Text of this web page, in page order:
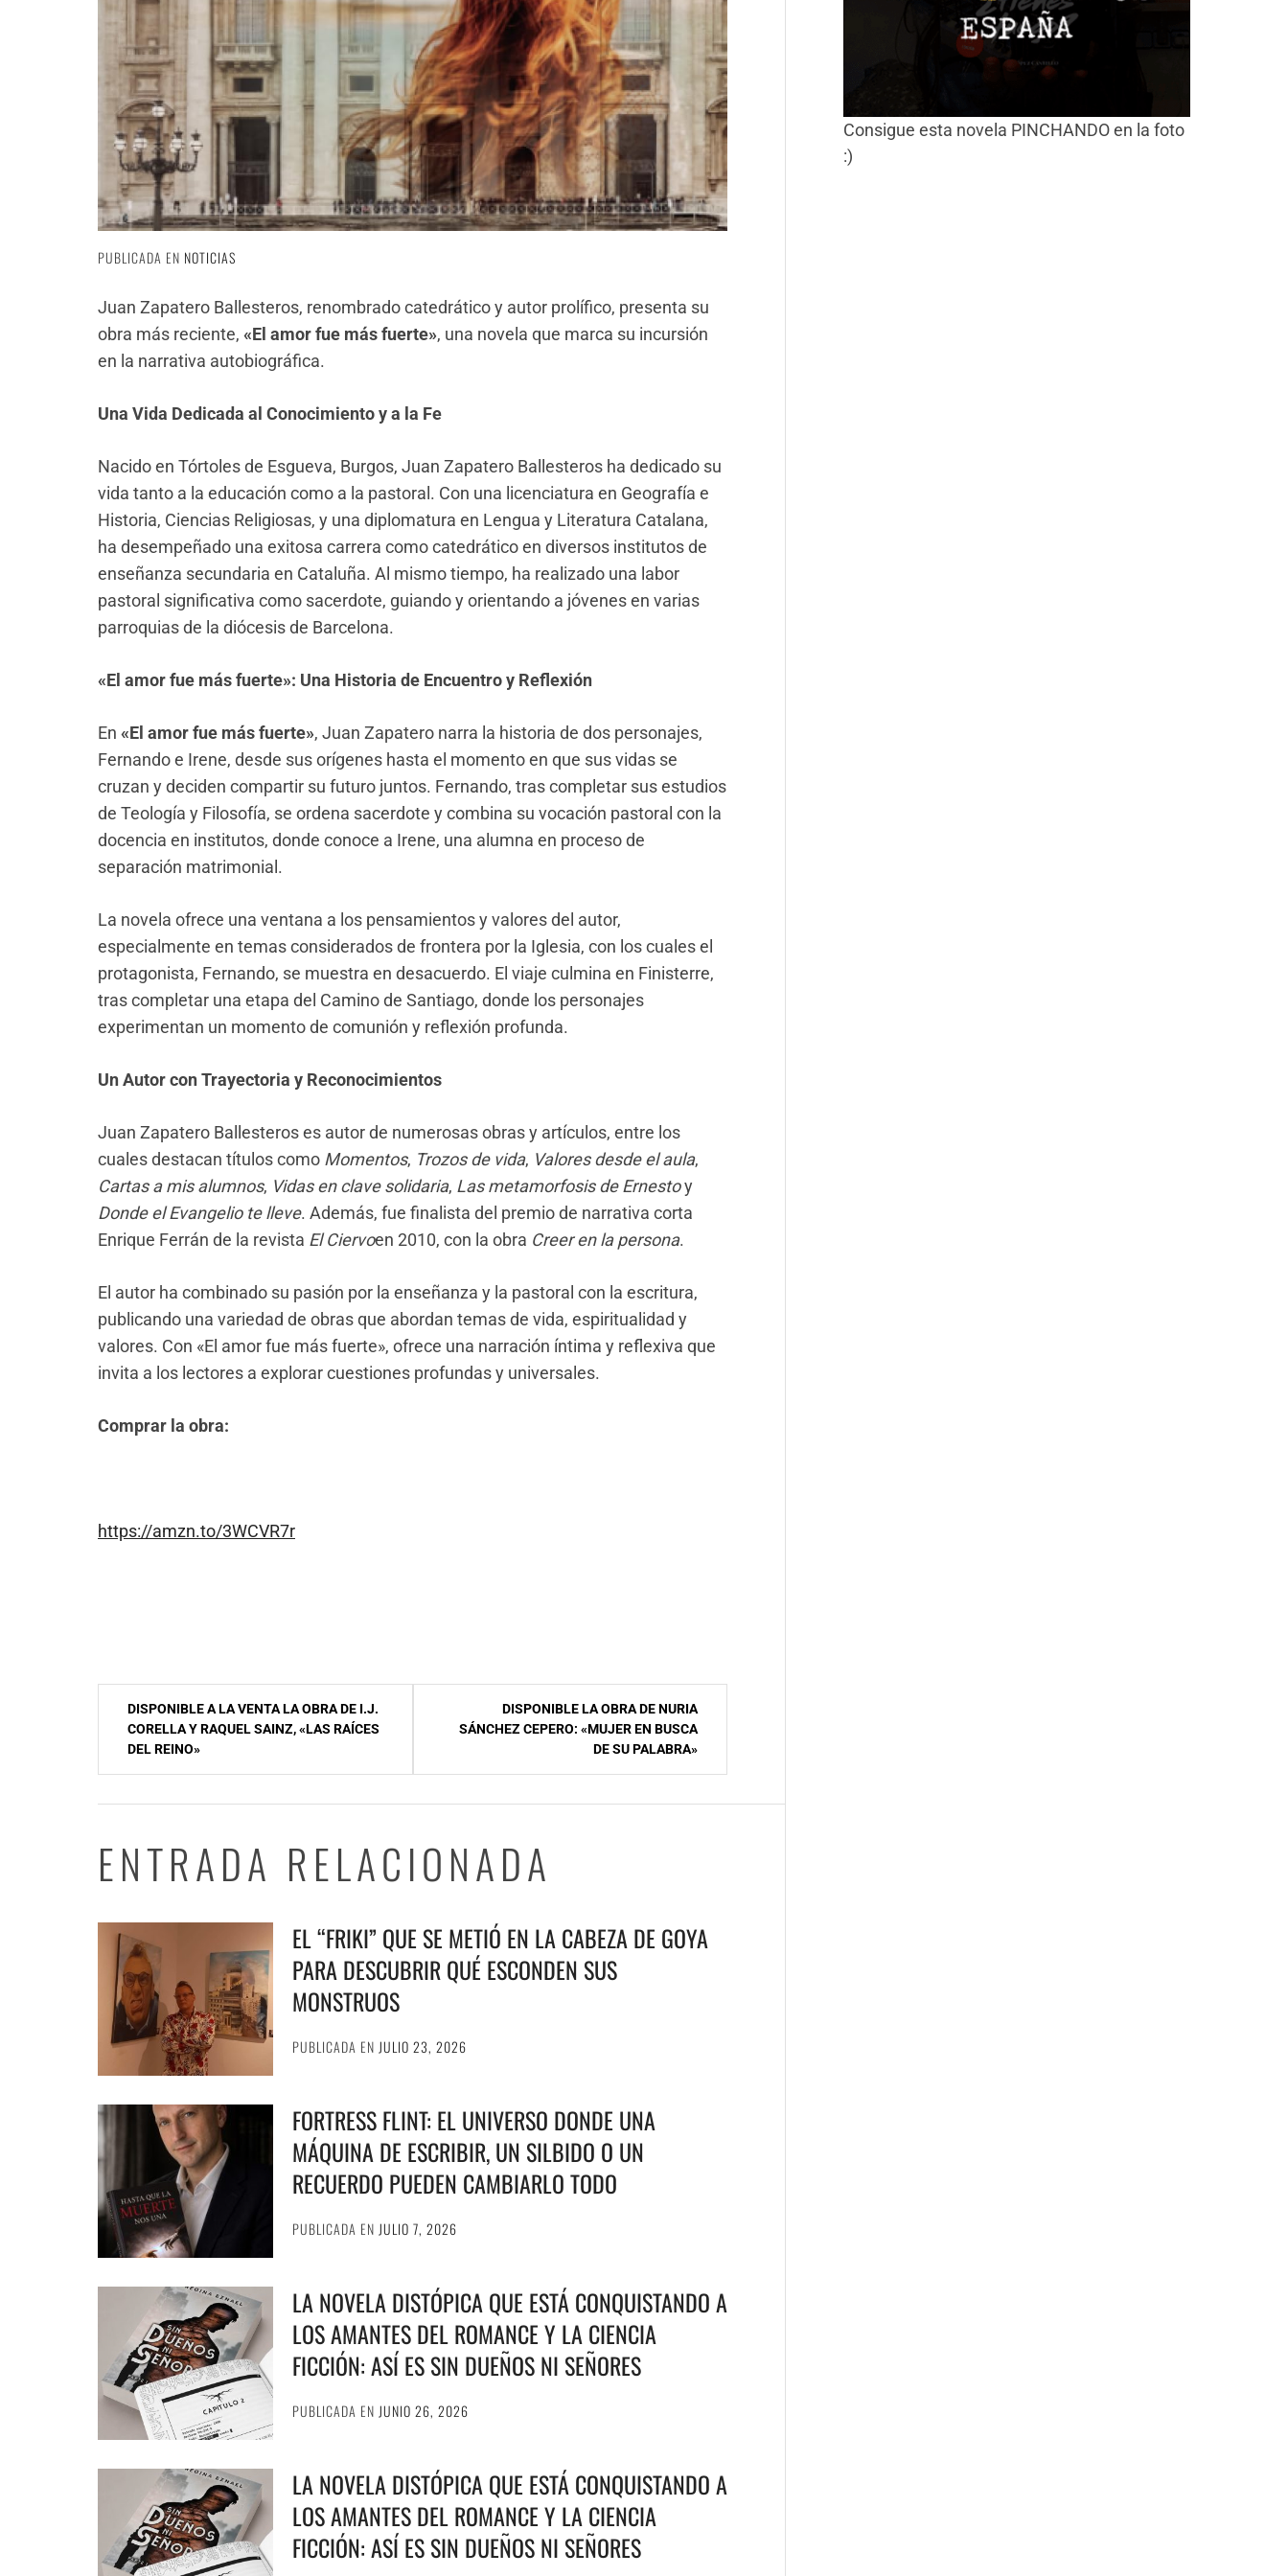
PUBLICADA EN NOTICIAS
Juan Zapatero Ballesteros, renombrado catedrático y autor prolífico, presenta su
obra más reciente, «El amor fue más fuerte», una novela que marca su incursión
en la narrativa autobiográfica.
Una Vida Dedicada al Conocimiento y a la Fe
Nacido en Tórtoles de Esgueva, Burgos, Juan Zapatero Ballesteros ha dedicado su
vida tanto a la educación como a la pastoral. Con una licenciatura en Geografía e
Historia, Ciencias Religiosas, y una diplomatura en Lengua y Literatura Catalana,
ha desempeñado una exitosa carrera como catedrático en diversos institutos de
enseñanza secundaria en Cataluña. Al mismo tiempo, ha realizado una labor
pastoral significativa como sacerdote, guiando y orientando a jóvenes en varias
parroquias de la diócesis de Barcelona.
«El amor fue más fuerte»: Una Historia de Encuentro y Reflexión
En «El amor fue más fuerte», Juan Zapatero narra la historia de dos personajes,
Fernando e Irene, desde sus orígenes hasta el momento en que sus vidas se
cruzan y deciden compartir su futuro juntos. Fernando, tras completar sus estudios
de Teología y Filosofía, se ordena sacerdote y combina su vocación pastoral con la
docencia en institutos, donde conoce a Irene, una alumna en proceso de
separación matrimonial.
La novela ofrece una ventana a los pensamientos y valores del autor,
especialmente en temas considerados de frontera por la Iglesia, con los cuales el
protagonista, Fernando, se muestra en desacuerdo. El viaje culmina en Finisterre,
tras completar una etapa del Camino de Santiago, donde los personajes
experimentan un momento de comunión y reflexión profunda.
Un Autor con Trayectoria y Reconocimientos
Juan Zapatero Ballesteros es autor de numerosas obras y artículos, entre los
cuales destacan títulos como Momentos, Trozos de vida, Valores desde el aula,
Cartas a mis alumnos, Vidas en clave solidaria, Las metamorfosis de Ernestoy
Donde el Evangelio te lleve. Además, fue finalista del premio de narrativa corta
Enrique Ferrán de la revista El Ciervoen 2010, con la obra Creer en la persona.
El autor ha combinado su pasión por la enseñanza y la pastoral con la escritura,
publicando una variedad de obras que abordan temas de vida, espiritualidad y
valores. Con «El amor fue más fuerte», ofrece una narración íntima y reflexiva que
invita a los lectores a explorar cuestiones profundas y universales.
Comprar la obra:
https://amzn.to/3WCVR7r
Navegación
entradas
DISPONIBLE A LA VENTA LA OBRA DE I.J.
CORELLA Y RAQUEL SAINZ, «LAS RAÍCES
DEL REINO»
DISPONIBLE LA OBRA DE NURIA
SÁNCHEZ CEPERO: «MUJER EN BUSCA
DE SU PALABRA»
ENTRADA RELACIONADA
EL “FRIKI” QUE SE METIÓ EN LA CABEZA DE GOYA
PARA DESCUBRIR QUÉ ESCONDEN SUS
MONSTRUOS
PUBLICADA EN JULIO 23, 2026
FORTRESS FLINT: EL UNIVERSO DONDE UNA
MÁQUINA DE ESCRIBIR, UN SILBIDO O UN
RECUERDO PUEDEN CAMBIARLO TODO
PUBLICADA EN JULIO 7, 2026
LA NOVELA DISTÓPICA QUE ESTÁ CONQUISTANDO A
LOS AMANTES DEL ROMANCE Y LA CIENCIA
FICCIÓN: ASÍ ES SIN DUEÑOS NI SEÑORES
PUBLICADA EN JUNIO 26, 2026
LA NOVELA DISTÓPICA QUE ESTÁ CONQUISTANDO A
LOS AMANTES DEL ROMANCE Y LA CIENCIA
FICCIÓN: ASÍ ES SIN DUEÑOS NI SEÑORES
Consigue esta novela PINCHANDO en la foto
:)